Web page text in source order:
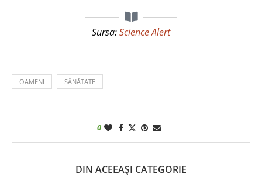
Sursa:Science Alert
OAMENI SĂNĂTATE
0
DIN ACEEAȘI CATEGORIE